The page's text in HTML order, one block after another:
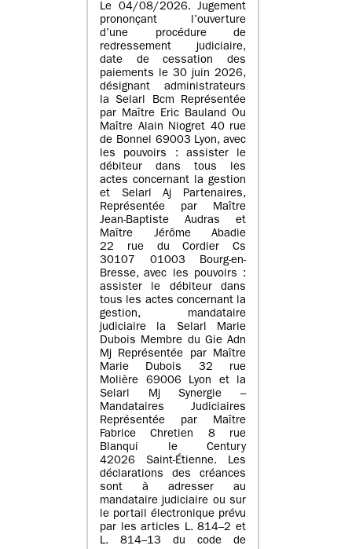
Le 04/08/2026. Jugement
prononçant l’ouverture
d’une procédure de
redressement judiciaire,
date de cessation des
paiements le 30 juin 2026,
désignant administrateurs
la Selarl Bcm Représentée
par Maître Eric Bauland Ou
Maître Alain Niogret 40 rue
de Bonnel 69003 Lyon, avec
les pouvoirs : assister le
débiteur dans tous les
actes concernant la gestion
et Selarl Aj Partenaires,
Représentée par Maître
Jean-Baptiste Audras et
Maître Jérôme Abadie
22 rue du Cordier Cs
30107 01003 Bourg-en-
Bresse, avec les pouvoirs :
assister le débiteur dans
tous les actes concernant la
gestion, mandataire
judiciaire la Selarl Marie
Dubois Membre du Gie Adn
Mj Représentée par Maître
Marie Dubois 32 rue
Molière 69006 Lyon et la
Selarl Mj Synergie –
Mandataires Judiciaires
Représentée par Maître
Fabrice Chretien 8 rue
Blanqui le Century
42026 Saint-Étienne. Les
déclarations des créances
sont à adresser au
mandataire judiciaire ou sur
le portail électronique prévu
par les articles L. 814–2 et
L. 814–13 du code de